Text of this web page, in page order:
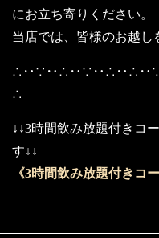
にお立ち寄りください。
当店では、皆様のお越し
∴
↓↓3時間飲み放題付きコ
す↓↓
《3時間飲み放題付きコー